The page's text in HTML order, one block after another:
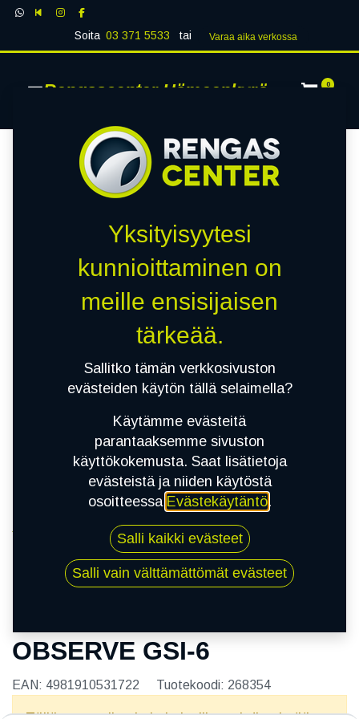
Soita 03 371 5533 tai Varaa aika verk​​​​ossa
Rengascenter Hämeenkyrö 0
195/70R14 91H TOYO OBSERVE GSI-6
OBSERVE GSI-6
EAN: 4981910531722 Tuotekoodi: 268354
Yksityisyytesi
kunnioittaminen on
meille ensisijaisen
tärkeää.
Sallitko tämän verkkosivuston
evästeiden käytön tällä selaimella?
Käytämme evästeitä
parantaaksemme sivuston
käyttökokemusta. Saat lisätietoja
evästeistä ja niiden käytöstä
osoitteessa Evästekäytäntö.
Salli kaikki evästeet
Salli vain välttämättömät evästeet